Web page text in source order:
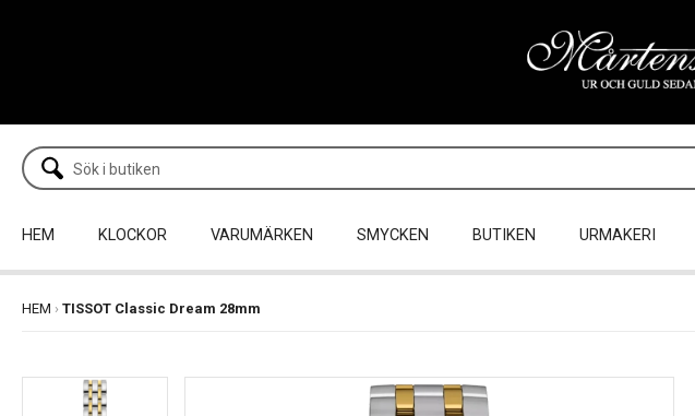
HEM KLOCKOR VARUMÄRKEN SMYCKEN BUTIKEN URMAKERI
HEM › TISSOT Classic Dream 28mm